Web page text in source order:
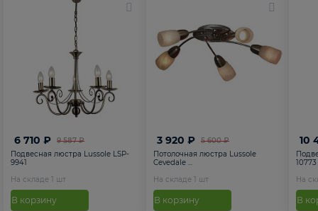
9 587 ₽
6 710 ₽
Подвесная люстра Lussole LSP-
9941
На складе 1 шт
В корзину
5 600 ₽
3 920 ₽
Потолочная люстра Lussole
Cevedale ...
На складе 1 шт
В корзину
10
10773
На
В